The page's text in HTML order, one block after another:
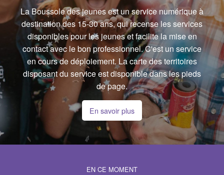
La Boussole des jeunes est un service numérique à
destination des 15-30 ans, qui recense les services
disponibles pour les jeunes et facilite la mise en
contact avec le bon professionnel. C'est un service
en cours de déploiement. La carte des territoires
disposant du service est disponible dans les pieds
de page.
En savoir plus
EN CE MOMENT